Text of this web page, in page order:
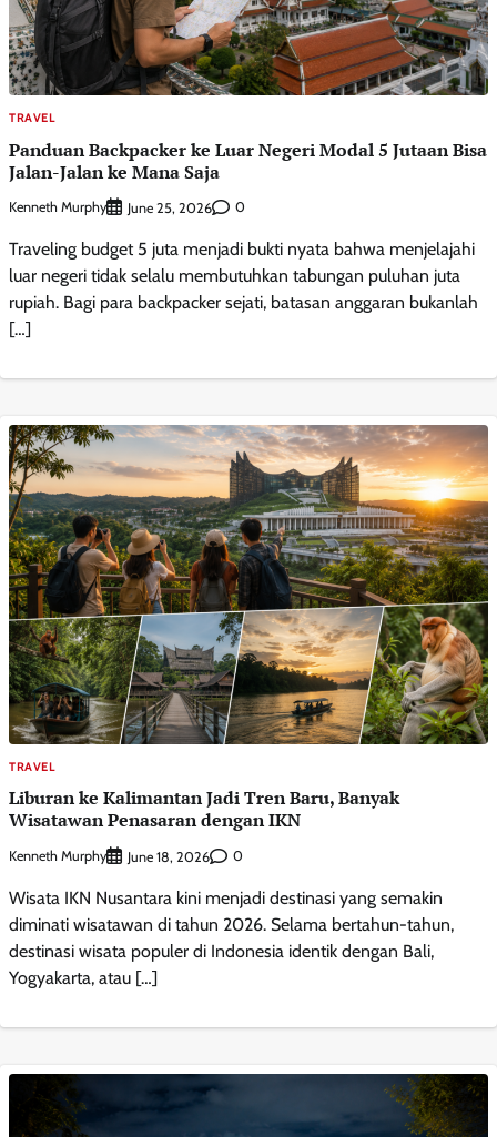
TRAVEL
Panduan Backpacker ke Luar Negeri Modal 5 Jutaan Bisa
Jalan-Jalan ke Mana Saja
Kenneth Murphy June 25, 2026 0
Traveling budget 5 juta menjadi bukti nyata bahwa menjelajahi
luar negeri tidak selalu membutuhkan tabungan puluhan juta
rupiah. Bagi para backpacker sejati, batasan anggaran bukanlah
[…]
TRAVEL
Liburan ke Kalimantan Jadi Tren Baru, Banyak
Wisatawan Penasaran dengan IKN
Kenneth Murphy June 18, 2026 0
Wisata IKN Nusantara kini menjadi destinasi yang semakin
diminati wisatawan di tahun 2026. Selama bertahun-tahun,
destinasi wisata populer di Indonesia identik dengan Bali,
Yogyakarta, atau […]